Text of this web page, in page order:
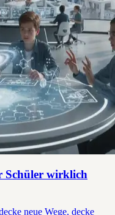
Schüler wirklich
neue Wege, decke